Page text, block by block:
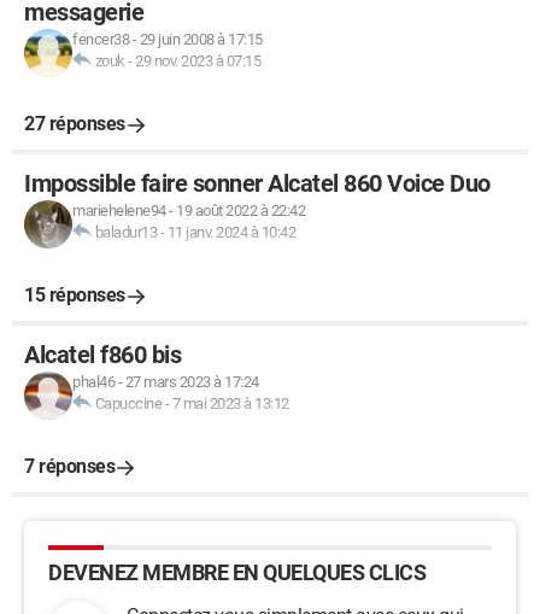
messagerie
fencer38-29 juin 2008 à 17:15
zouk -29 nov. 2023 à 07:15
27 réponses
Impossible faire sonner Alcatel 860 Voice Duo
mariehelene94- 19 août 2022 à 22:42
baladur13- 11 janv. 2024 à 10:42
15 réponses
Alcatel f860 bis
phal46-27 mars 2023 à 17:24
Capuccine-7 mai 2023 à 13:12
7 réponses
DEVENEZ MEMBRE EN QUELQUES CLICS